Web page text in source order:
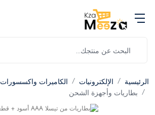
الرئيسية الإلكترونيات الكاميرات واكسسورات
بطاريات وأجهزة الشحن